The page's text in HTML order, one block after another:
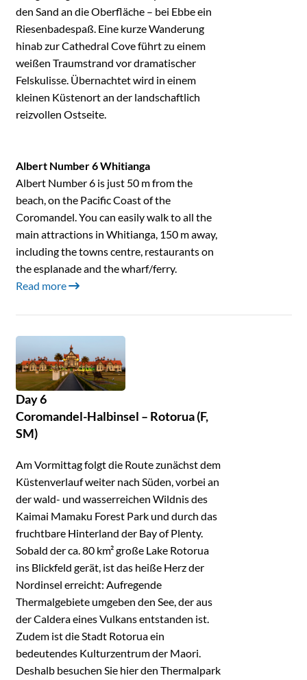
den Sand an die Oberfläche – bei Ebbe ein
Riesenbadespaß. Eine kurze Wanderung
hinab zur Cathedral Cove führt zu einem
weißen Traumstrand vor dramatischer
Felskulisse. Übernachtet wird in einem
kleinen Küstenort an der landschaftlich
reizvollen Ostseite.
Albert Number 6 Whitianga
Albert Number 6 is just 50 m from the
beach, on the Pacific Coast of the
Coromandel. You can easily walk to all the
main attractions in Whitianga, 150 m away,
including the towns centre, restaurants on
the esplanade and the wharf/ferry.
Read more
Day 6
Coromandel-Halbinsel – Rotorua (F,
SM)
Am Vormittag folgt die Route zunächst dem
Küstenverlauf weiter nach Süden, vorbei an
der wald- und wasserreichen Wildnis des
Kaimai Mamaku Forest Park und durch das
fruchtbare Hinterland der Bay of Plenty.
Sobald der ca. 80 km² große Lake Rotorua
ins Blickfeld gerät, ist das heiße Herz der
Nordinsel erreicht: Aufregende
Thermalgebiete umgeben den See, der aus
der Caldera eines Vulkans entstanden ist.
Zudem ist die Stadt Rotorua ein
bedeutendes Kulturzentrum der Maori.
Deshalb besuchen Sie hier den Thermalpark